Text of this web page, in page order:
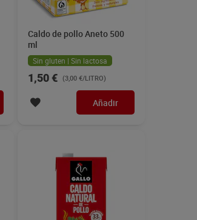
Caldo de pollo Aneto 500
ml
Sin gluten | Sin lactosa
1,50 € (3,00 €/LITRO)
Añadir